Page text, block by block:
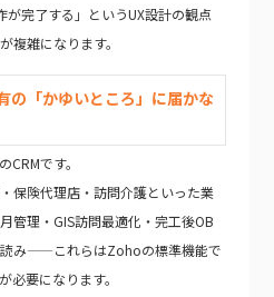
が完了する」というUX設計の観点
複雑になります。
「かゆいところ」に届かな
です。
保険代理店・訪問介護といった業
理・GIS訪問最適化・完工後OB
読み——これらはZohoの標準機能で
必要になります。